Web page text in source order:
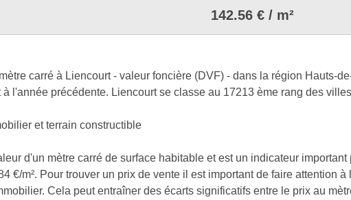
142.56 € / m²
carré à Liencourt - valeur foncière (DVF) - dans la région Hauts-
l'année précédente. Liencourt se classe au 17213 ème rang des
et terrain constructible
d'un mètre carré de surface habitable et est un indicateur
€/m². Pour trouver un prix de vente il est important de faire attention
Cela peut entraîner des écarts significatifs entre le prix au